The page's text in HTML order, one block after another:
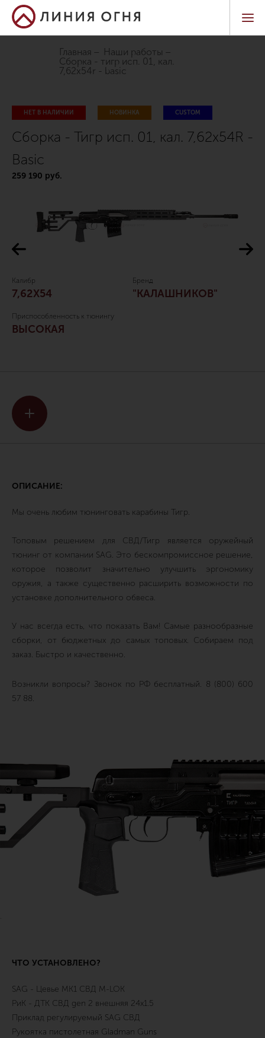
Главная
Наши работы
сборка - тигр исп. 01, кал.
7,62х54r - basic
НЕТ В НАЛИЧИИ НОВИНКА CUSTOM
Сборка - Тигр исп. 01, кал. 7,62х54R -
Basic
259 190 руб.
Калибр
7,62Х54
Бренд
"КАЛАШНИКОВ"
Приспособленность к тюнингу
ВЫСОКАЯ
ОПИСАНИЕ:
Мы очень любим тюнинговать карабины Тигр.
Топовым решением для СВД/Тигр является оружейный
тюнинг от компании SAG. Это бескомпромиссное решение,
которое позволит значительно улучшить эргономику
оружия, а также существенно расширить возможности по
установке дополнительного обвеса.
У нас всегда есть, что показать Вам! Самые разнообразные
сборки, от бюджетных до самых топовых. Собираем под
заказ. Быстро и качественно.
Возникли вопросы? Звонок по РФ бесплатный. 8 (800) 600
57 88.
ЧТО УСТАНОВЛЕНО?
SAG - Цевье MK1 СВД M-LOK
РиК - ДТК СВД gen 2 внешняя 24х1.5
Приклад регулируемый SAG СВД
Рукоятка пистолетная Gladman Guns